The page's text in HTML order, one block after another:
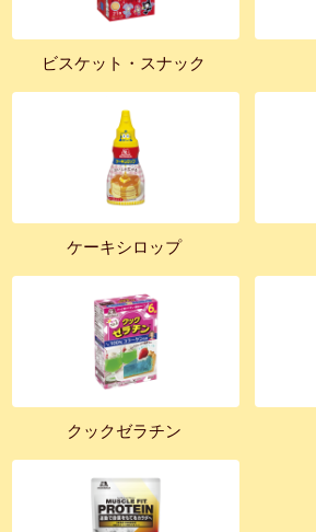
ビスケット・スナック
ケーキシロップ
クックゼラチン